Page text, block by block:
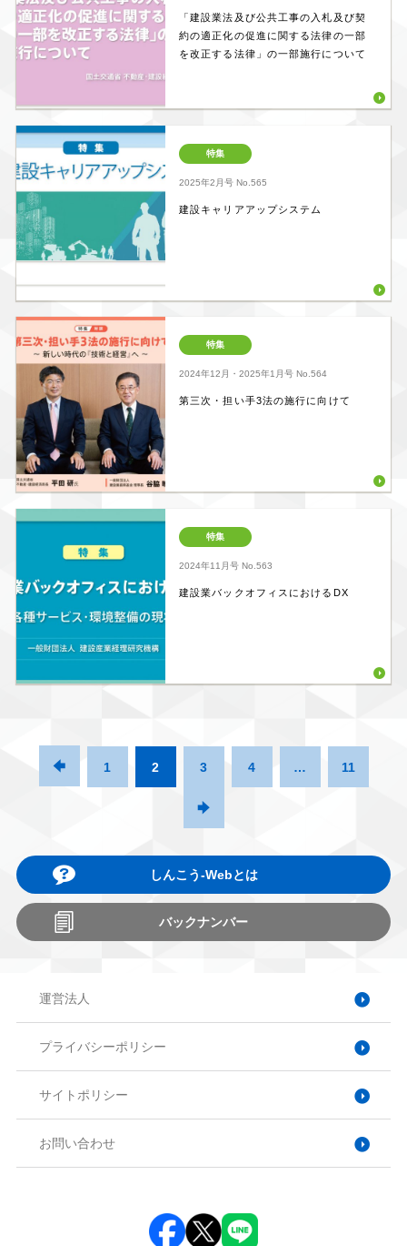
「建設業法及び公共工事の入札及び契
約の適正化の促進に関する法律の一部
を改正する法律」の一部施行について
特集
2025年2月号No.565
建設キャリアアップシステム
特集
2024年12月・2025年1月号No.564
第三次・担い手3法の施行に向けて
特集
2024年11月号No.563
建設業バックオフィスにおけるDX
 1 2 3 4 … 11

しんこう-Webとは
バックナンバー
運営法人
プライバシーポリシー
サイトポリシー
お問い合わせ